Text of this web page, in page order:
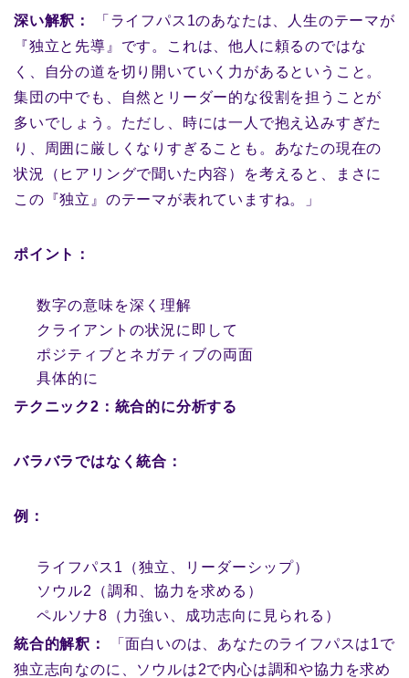
深い解釈：
「ライフパス1のあなたは、人生のテーマが
『独立と先導』です。これは、他人に頼るのではな
く、自分の道を切り開いていく力があるということ。
集団の中でも、自然とリーダー的な役割を担うことが
多いでしょう。ただし、時には一人で抱え込みすぎた
り、周囲に厳しくなりすぎることも。あなたの現在の
状況（ヒアリングで聞いた内容）を考えると、まさに
この『独立』のテーマが表れていますね。」
ポイント：
数字の意味を深く理解
クライアントの状況に即して
ポジティブとネガティブの両面
具体的に
テクニック2：統合的に分析する
バラバラではなく統合：
例：
ライフパス1（独立、リーダーシップ）
ソウル2（調和、協力を求める）
ペルソナ8（力強い、成功志向に見られる）
統合的解釈：
「面白いのは、あなたのライフパスは1で
独立志向なのに、ソウルは2で内心は調和や協力を求め